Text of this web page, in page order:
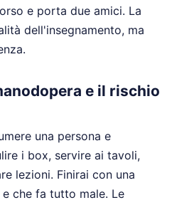
e porta due amici. La
dell'insegnamento, ma
e il rischio
una persona e
i box, servire ai tavoli,
lezioni. Finirai con una
che fa tutto male. Le